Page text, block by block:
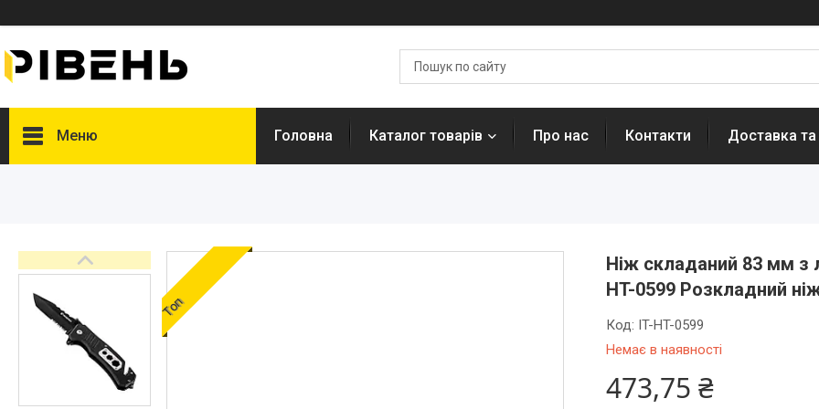
Меню Головна Каталог товарів Про нас Контакти Доставка
Топ
Ніж складаний 83 мм з
HT-0599 Розкладний
Немає в наявності
Код: IT-HT-0599
473,75 ₴